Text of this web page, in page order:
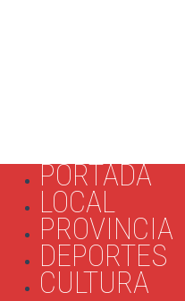
PORTADA
LOCAL
PROVINCIA
DEPORTES
CULTURA